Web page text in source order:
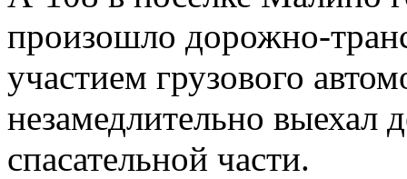
произошло дорожно-
участием грузового
незамедлительно выехал
спасательной части.